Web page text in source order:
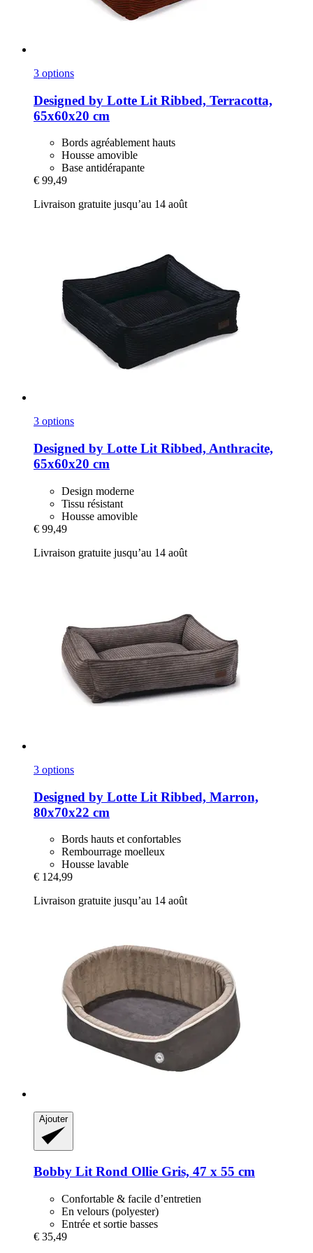
3 options
Designed by Lotte Lit Ribbed, Terracotta,
65x60x20 cm
Bords agréablement hauts
Housse amovible
Base antidérapante
€ 99,49
Livraison gratuite jusqu’au 14 août
3 options
Designed by Lotte Lit Ribbed, Anthracite,
65x60x20 cm
Design moderne
Tissu résistant
Housse amovible
€ 99,49
Livraison gratuite jusqu’au 14 août
3 options
Designed by Lotte Lit Ribbed, Marron,
80x70x22 cm
Bords hauts et confortables
Rembourrage moelleux
Housse lavable
€ 124,99
Livraison gratuite jusqu’au 14 août
Ajouter
Bobby Lit Rond Ollie Gris, 47 x 55 cm
Confortable & facile d’entretien
En velours (polyester)
Entrée et sortie basses
€ 35,49